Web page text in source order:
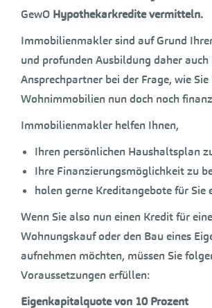
GewO Hypothekarkredite vermitteln.
Immobilienmakler sind auf Grund
und profunden Ausbildung daher
Ansprechpartner bei der Frage, wie Sie
Wohnimmobilien nun doch noch
Immobilienmakler helfen Ihnen,
Ihren persönlichen Haushaltsplan
Ihre Finanzierungsmöglichkeit zu
holen gerne Kreditangebote für Sie
Wenn Sie also nun einen Kredit für
Wohnungskauf oder den Bau eines
aufnehmen möchten, müssen Sie
Voraussetzungen erfüllen:
Eigenkapitalquote von 10 Prozent